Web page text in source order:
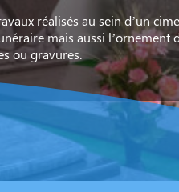
réalisés au sein d’un
mais aussi l’ornement
ou gravures.